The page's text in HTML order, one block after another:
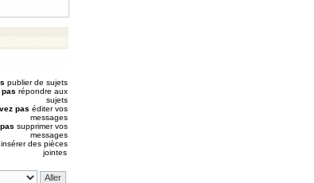
publier de sujets
pas répondre aux
sujets
pas éditer vos
messages
supprimer vos
messages
insérer des pièces
jointes